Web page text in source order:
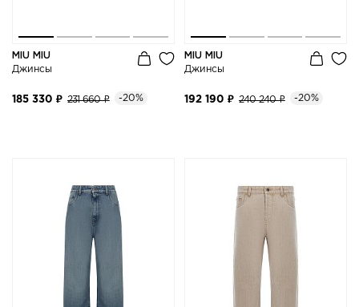
MIU MIU
Джинсы
185 330 ₽ 231 660 ₽ -20%
MIU MIU
Джинсы
192 190 ₽ 240 240 ₽ -20%